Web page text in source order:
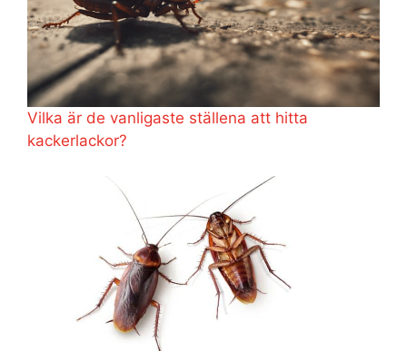
Vilka är de vanligaste ställena att hitta
kackerlackor?